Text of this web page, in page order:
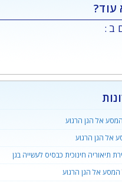
עוד?
ב :
המסע אל הגן הרגוע
אל הגן הרגוע
תיאוריה חינוכית כבסיס לעשייה בגן
המסע אל הגן הרגוע